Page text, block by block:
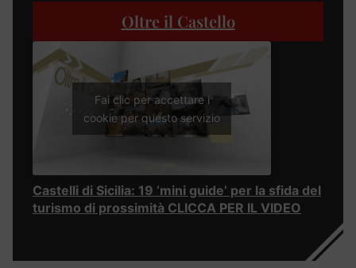
Oltre il Castello
Fai clic per accettare i
cookie per questo servizio
Castelli di Sicilia: 19 ‘mini guide’ per la sfida del
turismo di prossimità CLICCA PER IL VIDEO